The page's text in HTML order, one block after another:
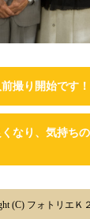
撮り開始です！
なり、気持ち
(C) フォトリエＫ２